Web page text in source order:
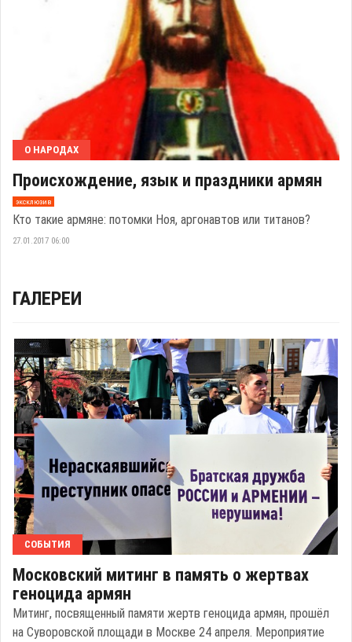
О НАРОДАХ
Происхождение, язык и праздники армян
эксклюзив
Кто такие армяне: потомки Ноя, аргонавтов или титанов?
27.01.2017 06:00
ГАЛЕРЕИ
СОБЫТИЯ
Московский митинг в память о жертвах
геноцида армян
Митинг, посвященный памяти жертв геноцида армян, прошёл
на Суворовской площади в Москве 24 апреля. Мероприятие